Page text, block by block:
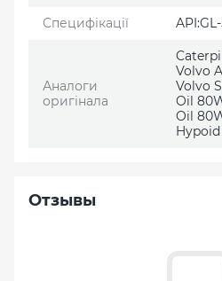
Специфікації
Аналоги
оригінала
Volvo
Volvo
Oil
Oil
Отзывы